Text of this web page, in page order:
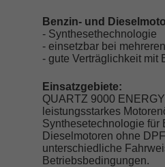
Benzin- und
- Synthesethechnologie
- einsetzbar bei
- gute Verträglichkeit mit
Einsatzgebiete:
QUARTZ 9000
leistungsstarkes
Synthesetechnologie für
Dieselmotoren ohne
unterschiedliche
Betriebsbedingungen.